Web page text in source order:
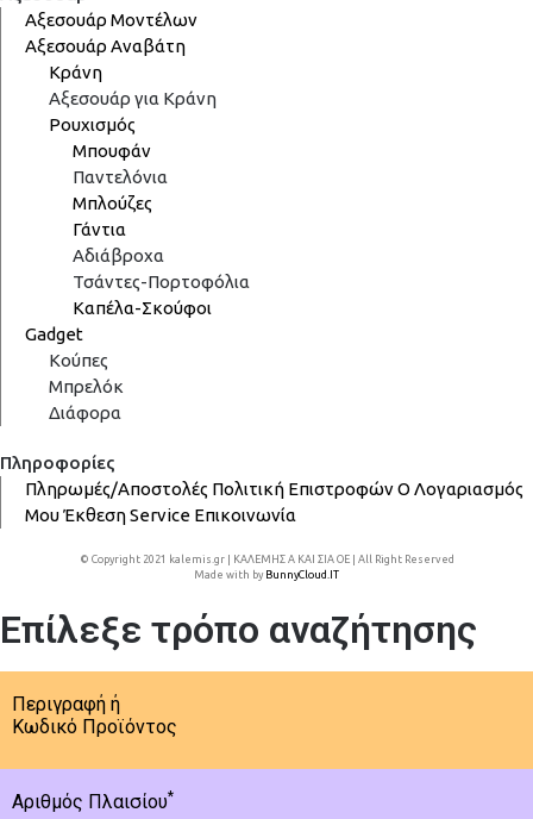
Αξεσουάρ Μοντέλων
Αξεσουάρ Αναβάτη
Κράνη
Αξεσουάρ για Κράνη
Ρουχισμός
Μπουφάν
Παντελόνια
Μπλούζες
Γάντια
Αδιάβροχα
Τσάντες-Πορτοφόλια
Καπέλα-Σκούφοι
Gadget
Κούπες
Μπρελόκ
Διάφορα
Πληροφορίες
Πληρωμές/Αποστολές Πολιτική ΕπιστροφώνΟ Λογαριασμός
ΜουΈκθεσηService Επικοινωνία
© Copyright 2021 kalemis.gr | ΚΑΛΕΜΗΣ Α ΚΑΙ ΣΙΑ ΟΕ | All Right Reserved
Made with by BunnyCloud.IT
Επίλεξε τρόπο αναζήτησης
Περιγραφή ή
Κωδικό Προϊόντος
Αριθμός Πλαισίου*